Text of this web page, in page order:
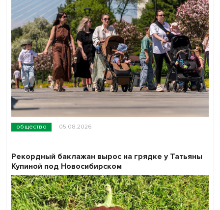
общество 05.08.2026
Рекордный баклажан вырос на грядке у Татьяны
Купиной под Новосибирском